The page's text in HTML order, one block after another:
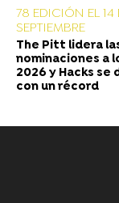
78 EDICIÓN EL 14
SEPTIEMBRE
The Pitt lidera
nominaciones a
2026 y Hacks se
con un récord